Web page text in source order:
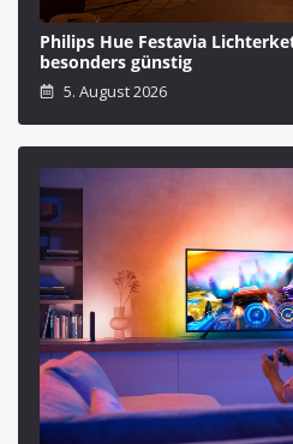
Philips Hue Festavia
besonders günstig
5. August 2026